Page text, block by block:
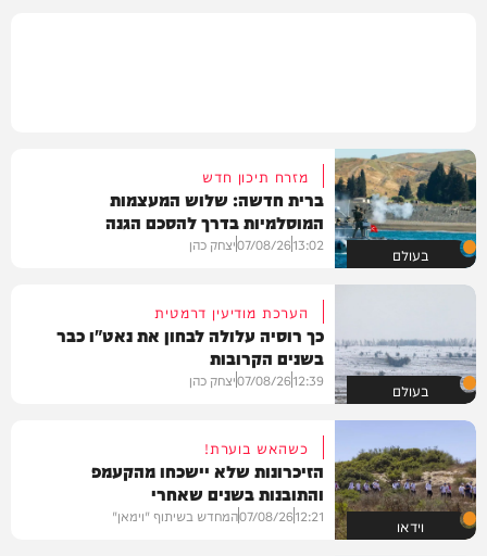
בעולם
מזרח תיכון חדש
ברית חדשה: שלוש המעצמות
המוסלמיות בדרך להסכם הגנה
13:02
07/08/26יצחק כהן
בעולם
הערכת מודיעין דרמטית
כך רוסיה עלולה לבחון את נאט"ו כבר
בשנים הקרובות
12:39
07/08/26יצחק כהן
וידאו
כשהאש בוערת!
הזיכרונות שלא יישכחו מהקעמפ
והתובנות בשנים שאחרי
12:21
07/08/26המחדש בשיתוף "וימאן"